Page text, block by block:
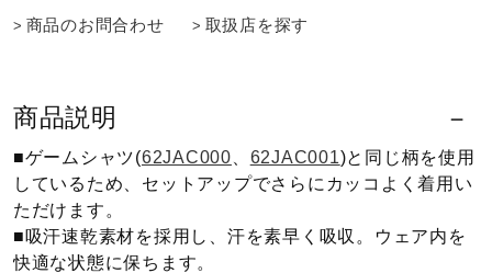
アウトドア／レイン
サポーター
商品のお問合わせ 取扱店を探す
商品説明
■ゲームシャツ(62JAC000 62JAC001)と同じ柄を使用
しているため、セットアップでさらにカッコよく着用い
ただけます。
■吸汗速乾素材を採用し、汗を素早く吸収。ウェア内を
快適な状態に保ちます。